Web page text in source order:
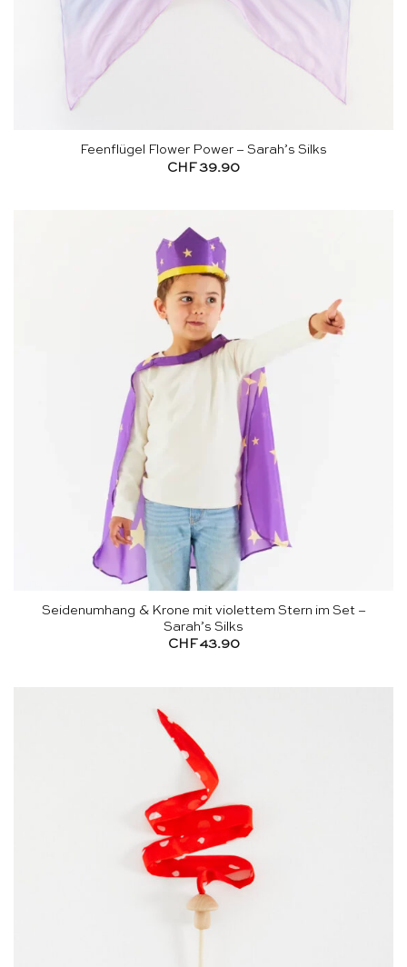
Feenflügel Flower Power – Sarah’s Silks
CHF39.90
Seidenumhang & Krone mit violettem Stern im Set –
Sarah’s Silks
CHF 43.90